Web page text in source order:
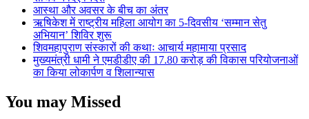
आस्था और अवसर के बीच का अंतर
ऋषिकेश में राष्ट्रीय महिला आयोग का 5-दिवसीय ‘सम्मान सेतु
अभियान’ शिविर शुरू
शिवमहापुराण संस्कारों की कथाः आचार्य महामाया प्रसाद
मुख्यमंत्री धामी ने एमडीडीए की 17.80 करोड़ की विकास परियोजनाओं
का किया लोकार्पण व शिलान्यास
You may Missed